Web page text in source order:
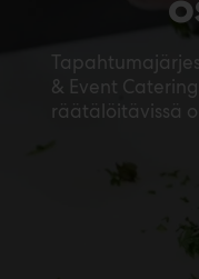
& Event
räätälöitävissä